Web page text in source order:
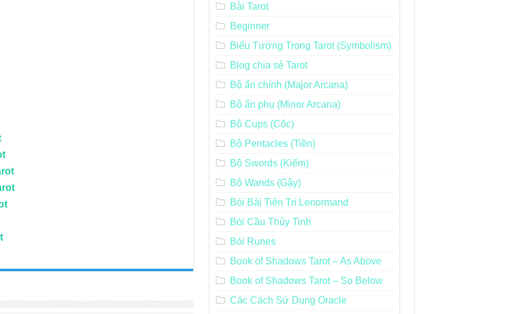
Bài Tarot
Beginner
Biểu Tượng Trong Tarot (Symbolism)
Blog chia sẻ Tarot
Bộ ẩn chính (Major Arcana)
Bộ ẩn phụ (Minor Arcana)
Bộ Cups (Cốc)
Bộ Pentacles (Tiền)
Bộ Swords (Kiếm)
Bộ Wands (Gậy)
Bói Bài Tiên Tri Lenormand
Bói Cầu Thủy Tinh
Bói Runes
Book of Shadows Tarot – As Above
Book of Shadows Tarot – So Below
Các Cách Sử Dụng Oracle